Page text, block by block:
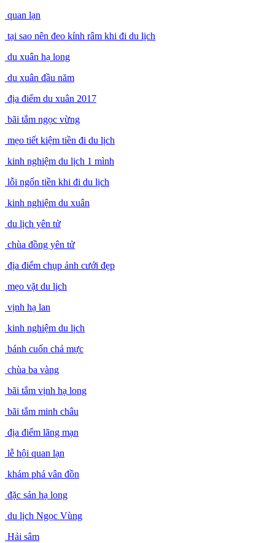
quan lạn
tại sao nên đeo kính râm khi đi du lịch
du xuân hạ long
du xuân đầu năm
địa điểm du xuân 2017
bãi tắm ngọc vừng
mẹo tiết kiệm tiền đi du lịch
kinh nghiệm du lịch 1 mình
lỗi ngốn tiền khi đi du lịch
kinh nghiệm du xuân
du lịch yên tử
chùa đồng yên tử
địa điểm chụp ảnh cưới đẹp
mẹo vặt du lịch
vịnh hạ lan
kinh nghiệm du lịch
bánh cuốn chả mực
chùa ba vàng
bãi tắm vịnh hạ long
bãi tắm minh châu
địa điểm lãng mạn
lễ hội quan lạn
khám phá vân đồn
đặc sản hạ long
du lịch Ngọc Vùng
Hải sâm